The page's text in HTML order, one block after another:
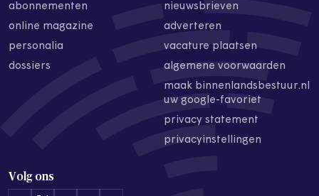
abonnementen
online magazine
personalia
dossiers
nieuwsbrieven
adverteren
vacature plaatsen
algemene voorwaarden
maak binnenlandsbestuur.nl
uw google-favoriet
privacy statement
privacyinstellingen
Volg ons